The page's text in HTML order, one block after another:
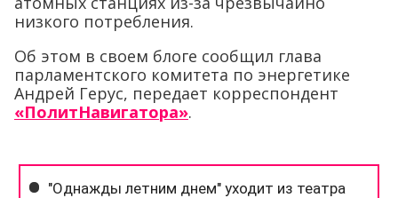
низкого потребления.
Об этом в своем блоге сообщил глава
парламентского комитета по энергетике
Андрей Герус, передает корреспондент
«ПолитНавигатора».